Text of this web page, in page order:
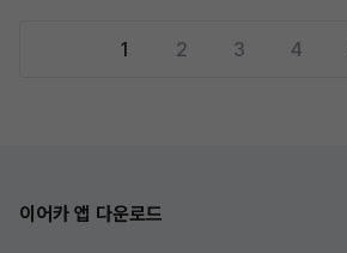
1 2 3 4
이어카 앱 다운로드